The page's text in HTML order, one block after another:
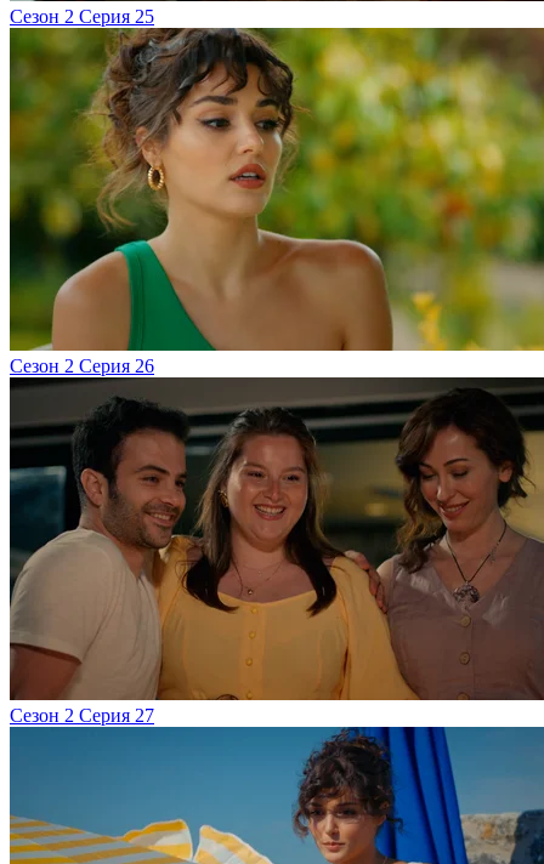
Сезон 2 Серия 25
Сезон 2 Серия 26
Сезон 2 Серия 27